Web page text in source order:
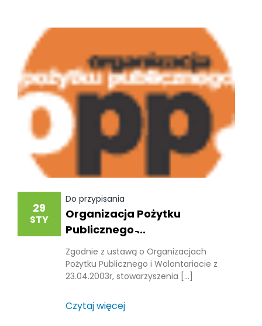
29
STY
Do przypisania
Organizacja Pożytku
Publicznego ̵...
Zgodnie z ustawą o Organizacjach
Pożytku Publicznego i Wolontariacie z
23.04.2003r, stowarzyszenia […]
Czytaj więcej